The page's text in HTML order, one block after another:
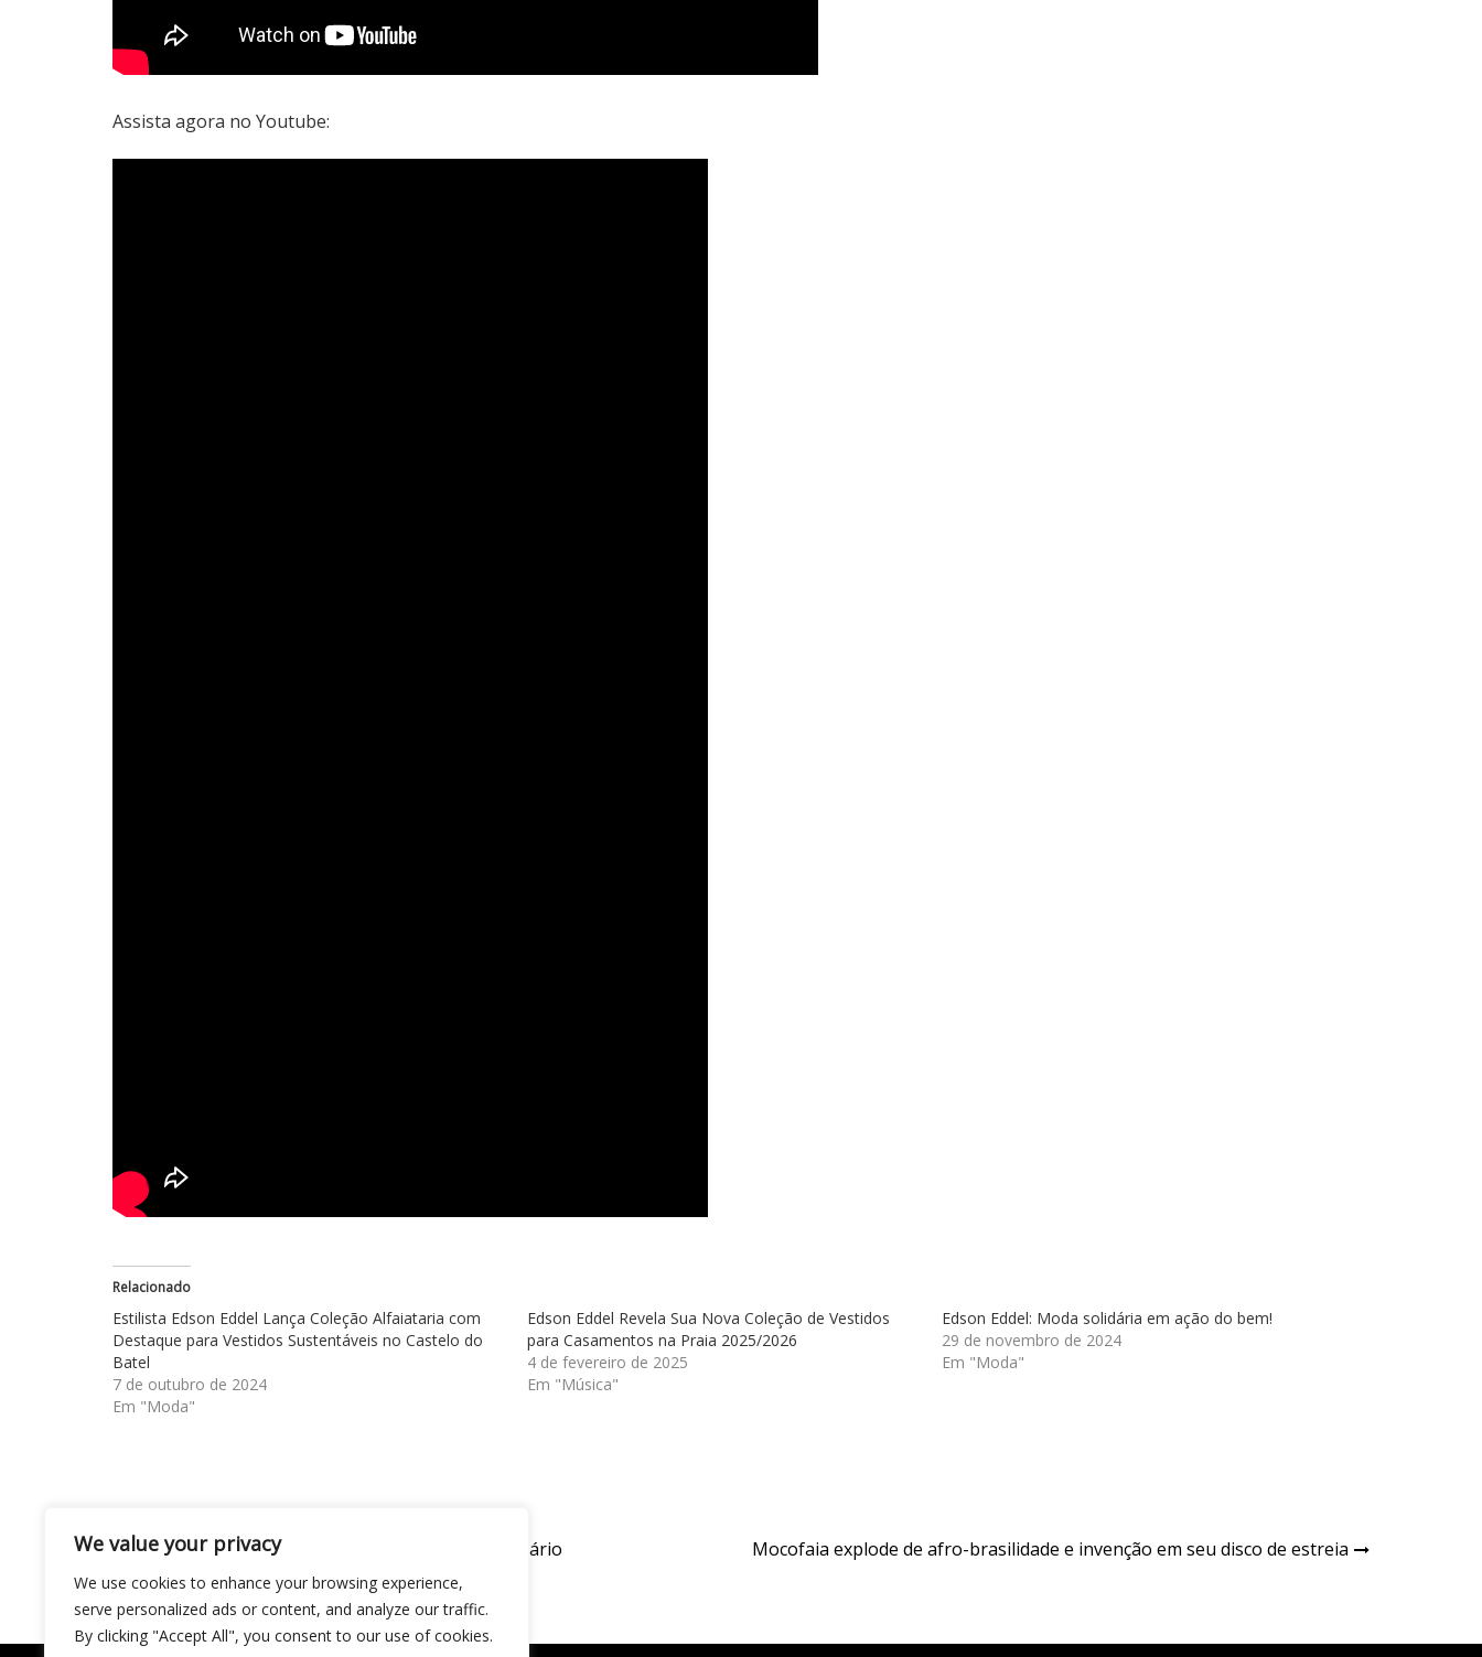
We value your privacy
We use cookies to enhance your browsing experience,
serve personalized ads or content, and analyze our traffic.
By clicking "Accept All", you consent to our use of cookies.
Assista agora no Youtube:
Relacionado
Estilista Edson Eddel Lança Coleção Alfaiataria com
Destaque para Vestidos Sustentáveis no Castelo do
Batel
7 de outubro de 2024
Em "Moda"
Edson Eddel Revela Sua Nova Coleção de Vestidos
para Casamentos na Praia 2025/2026
4 de fevereiro de 2025
Em "Música"
Edson Eddel: Moda solidária em ação do bem!
29 de novembro de 2024
Em "Moda"
Navegação
de
Post
Zezé di Camargo decide investir no setor imobiliário Mocofaia explode de afro-brasilidade e invenção em seu disco de estreia